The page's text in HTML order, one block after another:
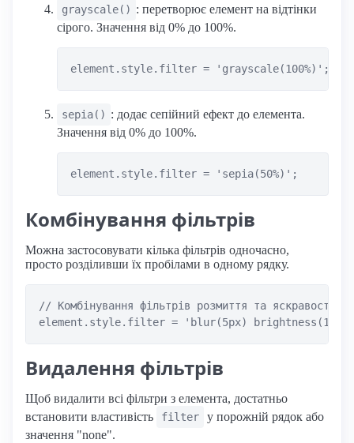
grayscale() : перетворює елемент на відтінки
сірого. Значення від 0% до 100%.
sepia() : додає сепійний ефект до елемента.
Значення від 0% до 100%.
Комбінування фільтрів
Можна застосовувати кілька фільтрів одночасно,
просто розділивши їх пробілами в одному рядку.
// Комбінування фільтрів розмиття та яскравості
Видалення фільтрів
Щоб видалити всі фільтри з елемента, достатньо
встановити властивість
filter
у порожній рядок або
значення "none".